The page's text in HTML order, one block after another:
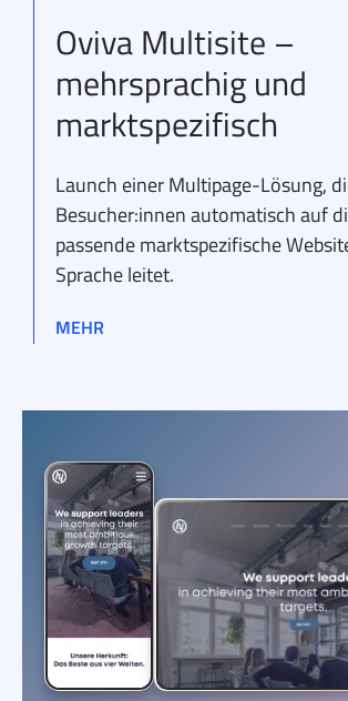
Oviva Multisite –
mehrsprachig und
marktspezifisch
Launch einer Multipage-Lösung,
Besucher:innen automatisch auf
passende marktspezifische
Sprache leitet.
MEHR